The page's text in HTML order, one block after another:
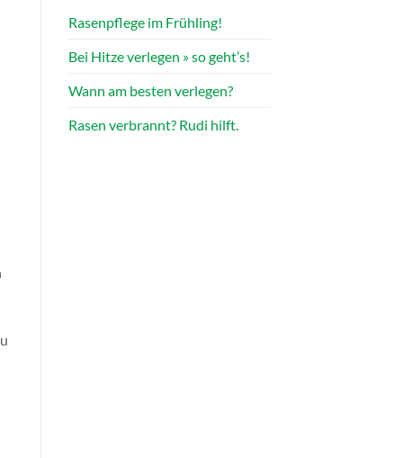
Rasenpflege im Frühling!
Bei Hitze verlegen » so geht’s!
Wann am besten verlegen?
Rasen verbrannt? Rudi hilft.